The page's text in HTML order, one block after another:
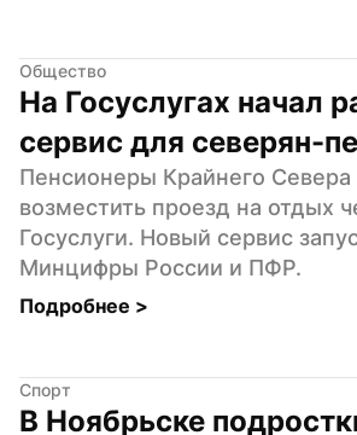
Общество
На Госуслугах начал
сервис для северян-
Пенсионеры Крайнего Севера
возместить проезд на отдых
Госуслуги. Новый сервис
Минцифры России и ПФР.
Подробнее >
Спорт
В Ноябрьске